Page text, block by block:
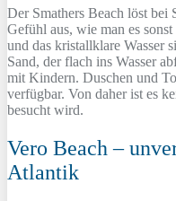
Der Smathers Beach löst bei
Gefühl aus, wie man es
und das kristallklare Wasser
Sand, der flach ins Wasser
mit Kindern. Duschen und
verfügbar. Von daher ist es
besucht wird.
Vero Beach –
Atlantik